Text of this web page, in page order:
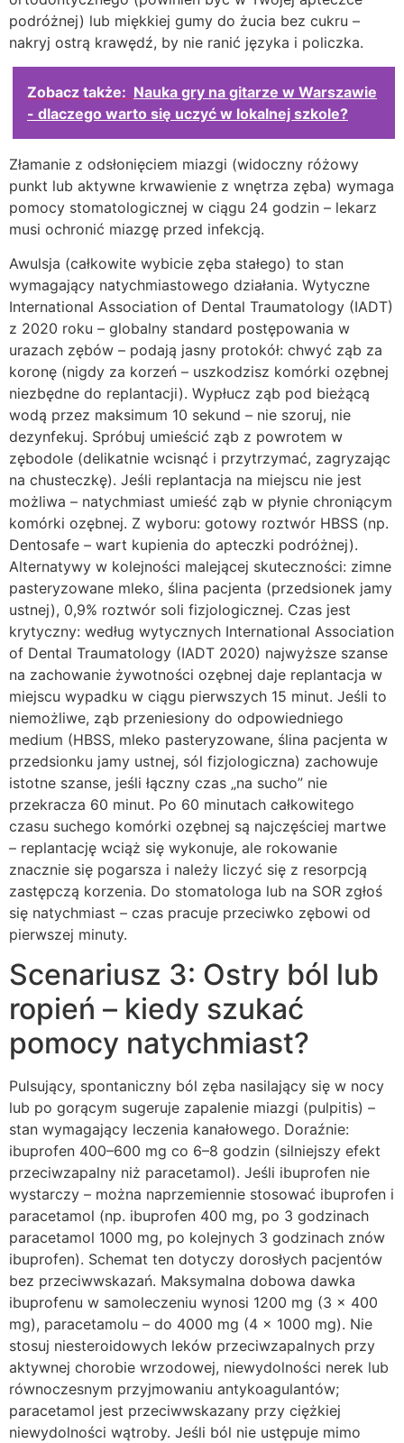
podróżnej) lub miękkiej gumy do żucia bez cukru –
nakryj ostrą krawędź, by nie ranić języka i policzka.
Zobacz także: Nauka gry na gitarze w Warszawie
- dlaczego warto się uczyć w lokalnej szkole?
Złamanie z odsłonięciem miazgi (widoczny różowy
punkt lub aktywne krwawienie z wnętrza zęba) wymaga
pomocy stomatologicznej w ciągu 24 godzin – lekarz
musi ochronić miazgę przed infekcją.
Awulsja (całkowite wybicie zęba stałego) to stan
wymagający natychmiastowego działania. Wytyczne
International Association of Dental Traumatology (IADT)
z 2020 roku – globalny standard postępowania w
urazach zębów – podają jasny protokół: chwyć ząb za
koronę (nigdy za korzeń – uszkodzisz komórki ozębnej
niezbędne do replantacji). Wypłucz ząb pod bieżącą
wodą przez maksimum 10 sekund – nie szoruj, nie
dezynfekuj. Spróbuj umieścić ząb z powrotem w
zębodole (delikatnie wcisnąć i przytrzymać, zagryzając
na chusteczkę). Jeśli replantacja na miejscu nie jest
możliwa – natychmiast umieść ząb w płynie chroniącym
komórki ozębnej. Z wyboru: gotowy roztwór HBSS (np.
Dentosafe – wart kupienia do apteczki podróżnej).
Alternatywy w kolejności malejącej skuteczności: zimne
pasteryzowane mleko, ślina pacjenta (przedsionek jamy
ustnej), 0,9% roztwór soli fizjologicznej. Czas jest
krytyczny: według wytycznych International Association
of Dental Traumatology (IADT 2020) najwyższe szanse
na zachowanie żywotności ozębnej daje replantacja w
miejscu wypadku w ciągu pierwszych 15 minut. Jeśli to
niemożliwe, ząb przeniesiony do odpowiedniego
medium (HBSS, mleko pasteryzowane, ślina pacjenta w
przedsionku jamy ustnej, sól fizjologiczna) zachowuje
istotne szanse, jeśli łączny czas „na sucho” nie
przekracza 60 minut. Po 60 minutach całkowitego
czasu suchego komórki ozębnej są najczęściej martwe
– replantację wciąż się wykonuje, ale rokowanie
znacznie się pogarsza i należy liczyć się z resorpcją
zastępczą korzenia. Do stomatologa lub na SOR zgłoś
się natychmiast – czas pracuje przeciwko zębowi od
pierwszej minuty.
Scenariusz 3: Ostry ból lub
ropień – kiedy szukać
pomocy natychmiast?
Pulsujący, spontaniczny ból zęba nasilający się w nocy
lub po gorącym sugeruje zapalenie miazgi (pulpitis) –
stan wymagający leczenia kanałowego. Doraźnie:
ibuprofen 400–600 mg co 6–8 godzin (silniejszy efekt
przeciwzapalny niż paracetamol). Jeśli ibuprofen nie
wystarczy – można naprzemiennie stosować ibuprofen i
paracetamol (np. ibuprofen 400 mg, po 3 godzinach
paracetamol 1000 mg, po kolejnych 3 godzinach znów
ibuprofen). Schemat ten dotyczy dorosłych pacjentów
bez przeciwwskazań. Maksymalna dobowa dawka
ibuprofenu w samoleczeniu wynosi 1200 mg (3 × 400
mg), paracetamolu – do 4000 mg (4 × 1000 mg). Nie
stosuj niesteroidowych leków przeciwzapalnych przy
aktywnej chorobie wrzodowej, niewydolności nerek lub
równoczesnym przyjmowaniu antykoagulantów;
paracetamol jest przeciwwskazany przy ciężkiej
niewydolności wątroby. Jeśli ból nie ustępuje mimo